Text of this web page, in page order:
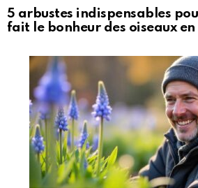
5 arbustes indispensables
fait le bonheur des oiseaux